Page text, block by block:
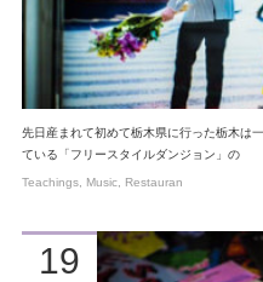
先日産まれて初めて栃木県に行った栃木は
ている「フリースタイルダンジョン」の
Teachings Music Restauran
19